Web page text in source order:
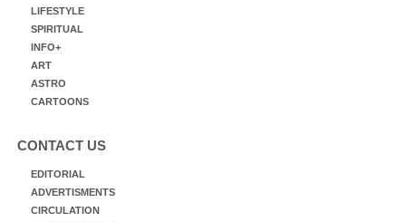
LIFESTYLE
SPIRITUAL
INFO+
ART
ASTRO
CARTOONS
CONTACT US
EDITORIAL
ADVERTISMENTS
CIRCULATION